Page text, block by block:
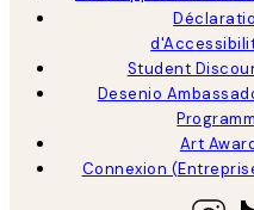
Student
Desenio
Art
Connexion